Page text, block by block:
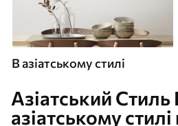
В азіатському стилі
Азіатський Стиль
азіатському